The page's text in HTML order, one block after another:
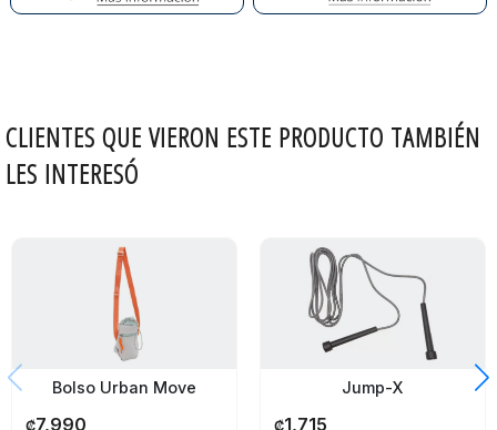
CLIENTES QUE VIERON ESTE PRODUCTO TAMBIÉN
LES INTERESÓ
Bolso Urban Move
₡7,990
Jump-X
₡1,715